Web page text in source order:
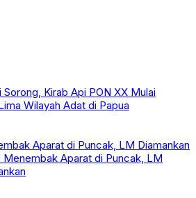
Sorong, Kirab Api PON XX Mulai
Wilayah Adat di Papua
Aparat di Puncak, LM Diamankan
Menembak Aparat di Puncak, LM